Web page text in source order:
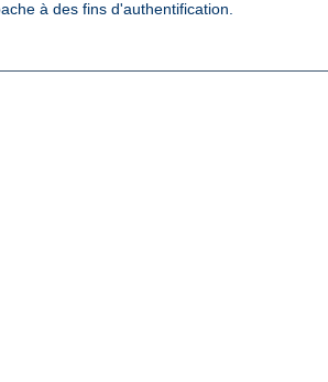
à des fins d'authentification.